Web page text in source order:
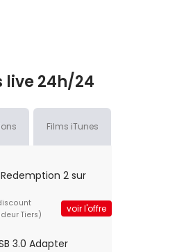
live 24h/24
Films iTunes
2 sur
Tiers)
voir l'offre
3.0 Adapter